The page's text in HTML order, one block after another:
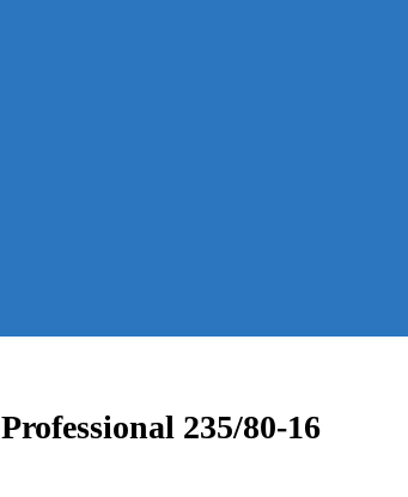
235/80-16